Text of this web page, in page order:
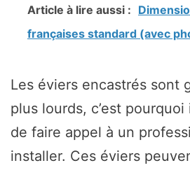
Article à lire aussi :
françaises standard (avec
Les éviers encastrés sont
plus lourds, c’est
de faire appel à un
installer. Ces éviers